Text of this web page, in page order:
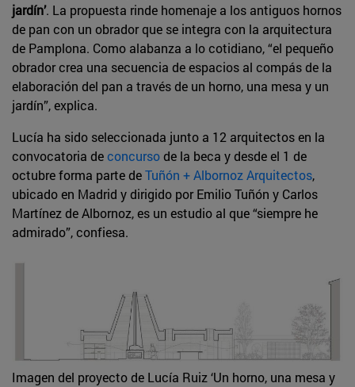
jardín’. La propuesta rinde homenaje a los antiguos hornos
de pan con un obrador que se integra con la arquitectura
de Pamplona. Como alabanza a lo cotidiano, “el pequeño
obrador crea una secuencia de espacios al compás de la
elaboración del pan a través de un horno, una mesa y un
jardín”, explica.
Lucía ha sido seleccionada junto a 12 arquitectos en la
convocatoria deconcursode la beca y desde el 1 de
octubre forma parte deTuñón + Albornoz Arquitectos,
ubicado en Madrid y dirigido por Emilio Tuñón y Carlos
Martínez de Albornoz, es un estudio al que “siempre he
admirado”, confiesa.
Imagen del proyecto de Lucía Ruiz ‘Un horno, una mesa y